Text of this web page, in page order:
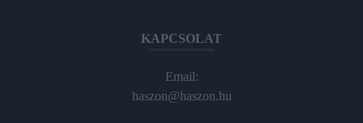
KAPCSOLAT
Email:
haszon@haszon.hu